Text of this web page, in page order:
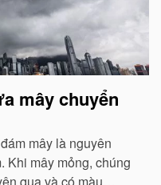
mây chuyển
mây là nguyên
Khi mây mỏng, chúng
qua và có màu